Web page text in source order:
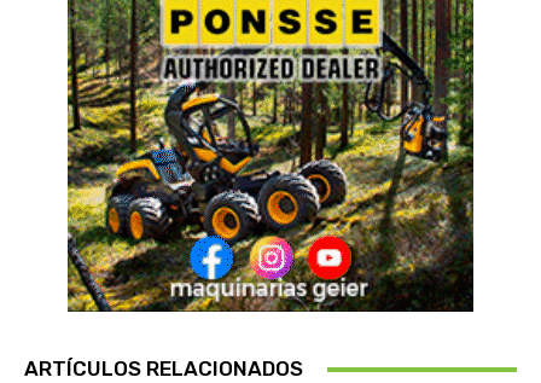
ARTÍCULOS RELACIONADOS